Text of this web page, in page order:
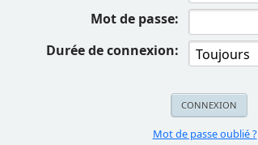
Mot de passe:
Durée de connexion:
Mot de passe oublié ?